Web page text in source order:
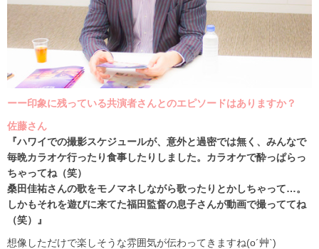
ーー印象に残っている共演者さんとのエピソードはありますか？
佐藤さん
『ハワイでの撮影スケジュールが、意外と過密では無く、みんなで
毎晩カラオケ行ったり食事したりしました。カラオケで酔っぱらっ
ちゃってね（笑）
桑田佳祐さんの歌をモノマネしながら歌ったりとかしちゃって…。
しかもそれを遊びに来てた福田監督の息子さんが動画で撮っててね
（笑）』
想像しただけで楽しそうな雰囲気が伝わってきますね(o´艸`)